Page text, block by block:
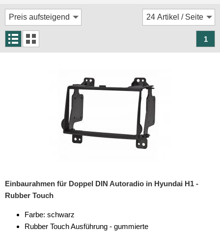
Rückfahrsysteme
Soundprozessoren
Aktivsystemadapter
Antennenadapter
Antennenstab
Antennenstecker
1
Einbaurahmen für Doppel DIN Autoradio in Hyundai H1 -
Rubber Touch
Farbe: schwarz
Rubber Touch Ausführung - gummierte